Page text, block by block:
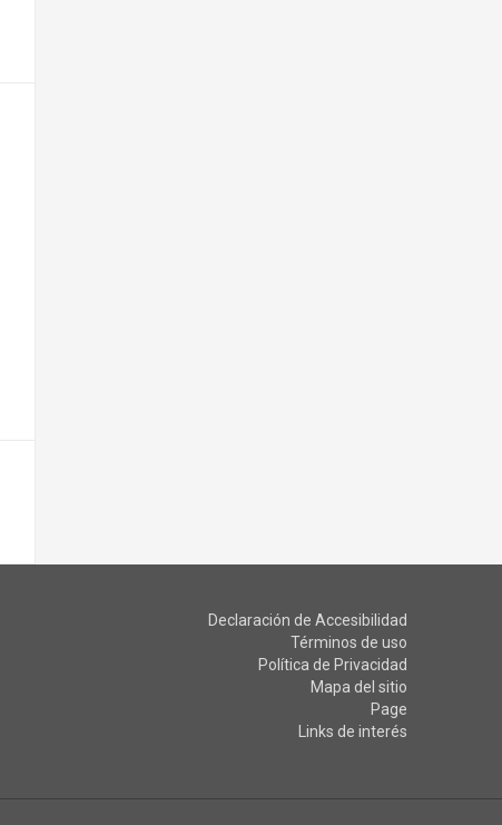
Declaración de Accesibilidad
Términos de uso
Política de Privacidad
Mapa del sitio
Page
Links de interés